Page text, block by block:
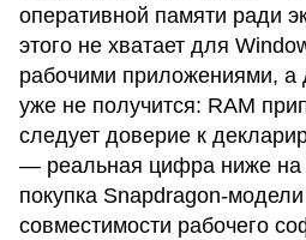
оперативной памяти ради
этого не хватает для
рабочими приложениями, а
уже не получится: RAM
следует доверие к
— реальная цифра ниже на
покупка Snapdragon-
совместимости рабочего